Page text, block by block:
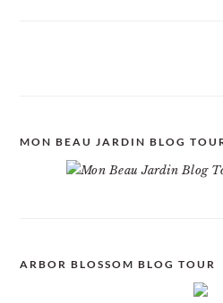
MON BEAU JARDIN BLOG
ARBOR BLOSSOM BLOG TOUR